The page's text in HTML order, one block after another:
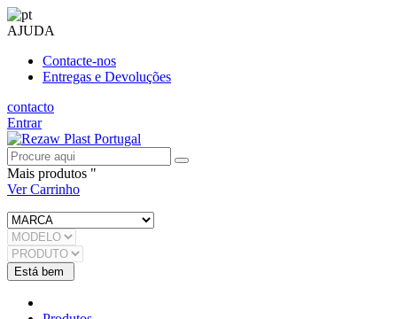
AJUDA
Contacte-nos
Entregas e Devoluções
contacto
Entrar
Mais produtos "
Ver Carrinho